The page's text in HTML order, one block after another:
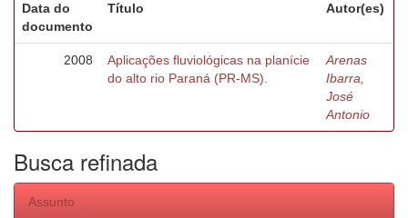
Data do
documento
Título Autor(es)
2008
Aplicações fluviológicas na planície
do alto rio Paraná (PR-MS).
Arenas
Ibarra,
José
Antonio
Busca refinada
Assunto